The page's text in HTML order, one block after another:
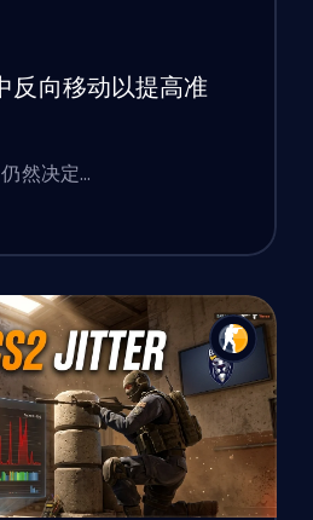
反向移动以提高准
然决定…